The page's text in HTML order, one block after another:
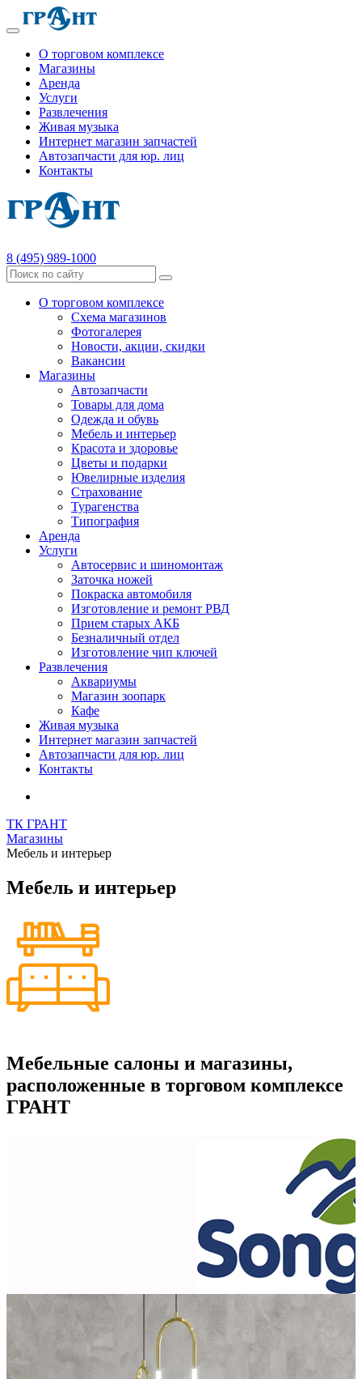
О торговом комплексе
Магазины
Аренда
Услуги
Развлечения
Живая музыка
Интернет магазин запчастей
Автозапчасти для юр. лиц
Контакты
8 (495) 989-1000
О торговом комплексе
Схема магазинов
Фотогалерея
Новости, акции, скидки
Вакансии
Магазины
Автозапчасти
Товары для дома
Одежда и обувь
Мебель и интерьер
Красота и здоровье
Цветы и подарки
Ювелирные изделия
Страхование
Турагенства
Типография
Аренда
Услуги
Автосервис и шиномонтаж
Заточка ножей
Покраска автомобиля
Изготовление и ремонт РВД
Прием старых АКБ
Безналичный отдел
Изготовление чип ключей
Развлечения
Аквариумы
Магазин зоопарк
Кафе
Живая музыка
Интернет магазин запчастей
Автозапчасти для юр. лиц
Контакты
ТК ГРАНТ
Магазины
Мебель и интерьер
Мебель и интерьер
Мебельные салоны и магазины,
расположенные в торговом комплексе
ГРАНТ